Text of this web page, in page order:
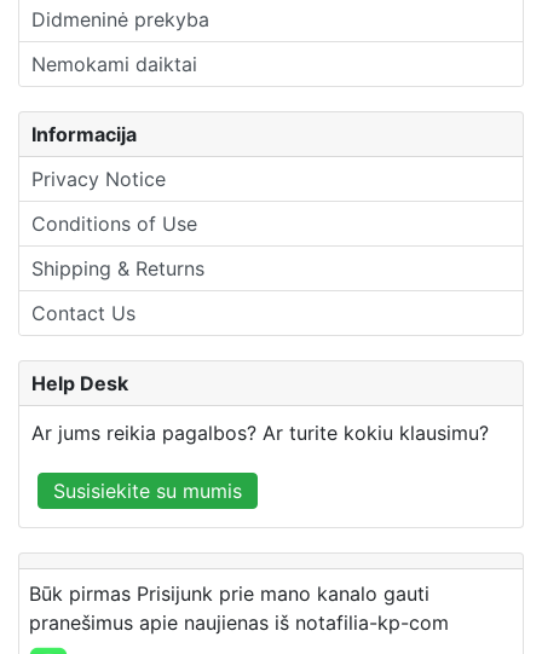
Didmeninė prekyba
Nemokami daiktai
Informacija
Privacy Notice
Conditions of Use
Shipping & Returns
Contact Us
Help Desk
Ar jums reikia pagalbos? Ar turite kokiu klausimu?
Susisiekite su mumis
Būk pirmas Prisijunk prie mano kanalo gauti
pranešimus apie naujienas iš notafilia-kp-com